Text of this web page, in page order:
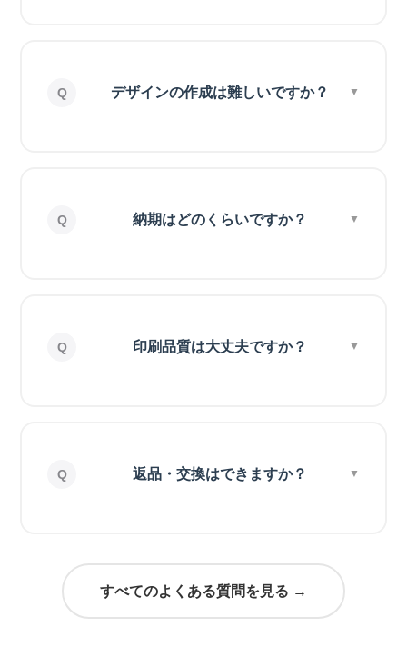
デザインの作成は難しいですか？
納期はどのくらいですか？
印刷品質は大丈夫ですか？
返品・交換はできますか？
すべてのよくある質問を見る →